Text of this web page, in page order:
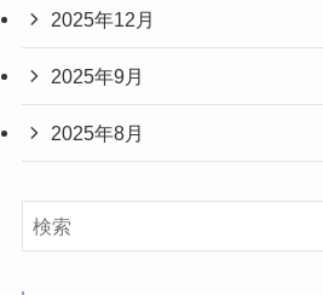
2025年12月
2025年9月
2025年8月